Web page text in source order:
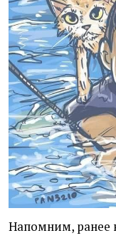
Напомним, ранее